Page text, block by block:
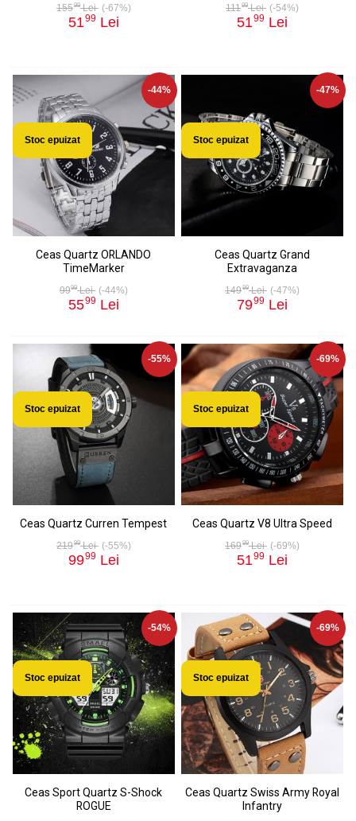
15599Lei (-67%)
5199 Lei
11199Lei (-54%)
5199 Lei
-44%
Stoc epuizat
Ceas Quartz ORLANDO
TimeMarker
9999Lei (-44%)
5599 Lei
-47%
Stoc epuizat
Ceas Quartz Grand
Extravaganza
14999Lei (-47%)
7999 Lei
-55%
Stoc epuizat
Ceas Quartz Curren Tempest
21999Lei (-55%)
9999 Lei
-69%
Stoc epuizat
Ceas Quartz V8 Ultra Speed
16999Lei (-69%)
5199 Lei
-54%
Stoc epuizat
Ceas Sport Quartz S-Shock
ROGUE
-69%
Stoc epuizat
Ceas Quartz Swiss Army Royal
Infantry